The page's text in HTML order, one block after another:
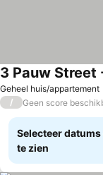
Geheel huis/appartement
3 Pauw Street
/ Geen score
Selecteer
te zien